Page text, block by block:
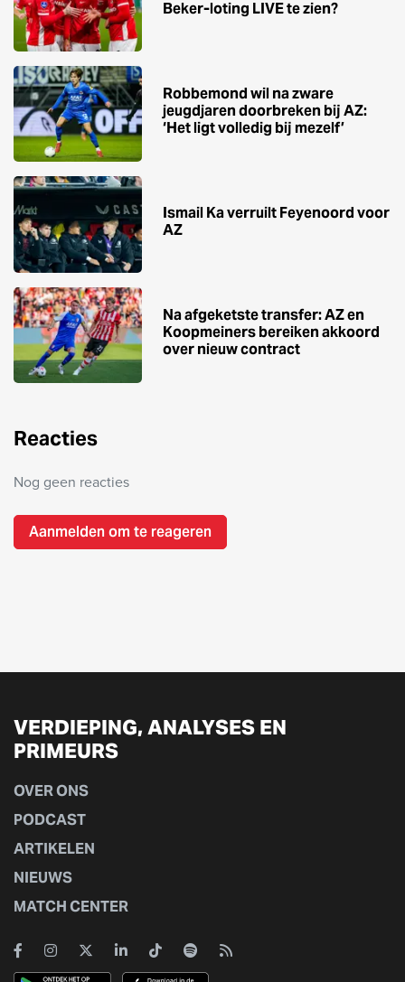
Beker-loting LIVE te zien?
Robbemond wil na zware
jeugdjaren doorbreken bij AZ:
‘Het ligt volledig bij mezelf’
Ismail Ka verruilt Feyenoord voor
AZ
Na afgeketste transfer: AZ en
Koopmeiners bereiken akkoord
over nieuw contract
Reacties
Nog geen reacties
Aanmelden om te reageren
VERDIEPING, ANALYSES EN
PRIMEURS
OVER ONS
PODCAST
ARTIKELEN
NIEUWS
MATCH CENTER